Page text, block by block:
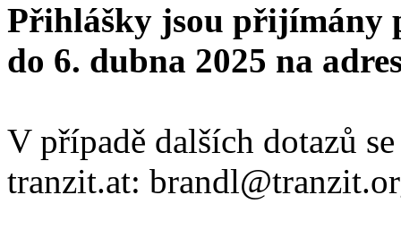
Přihlášky jsou přijímány
do 6. dubna 2025 na
V případě dalších dotazů
tranzit.at: